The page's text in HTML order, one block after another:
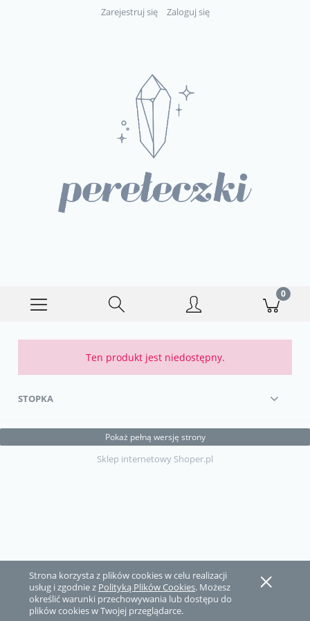
Strona korzysta z plików cookies w celu realizacji
usług i zgodnie z Polityką Plików Cookies. Możesz
określić warunki przechowywania lub dostępu do
plików cookies w Twojej przeglądarce.
Zarejestruj się Zaloguj się
Ten produkt jest niedostępny.
STOPKA
Pokaż pełną wersję strony
Sklep internetowy Shoper.pl